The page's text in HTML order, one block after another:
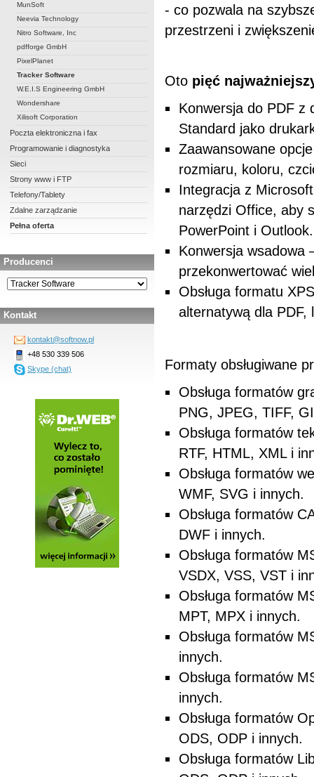
MunSoft
Neevia Technology
Nitro Software, Inc
pdfforge GmbH
PixelPlanet
Tracker Software
W.E.I.S Engineering GmbH
Wondershare
Xilisoft Corporation
Poczta elektroniczna i fax
Programowanie i diagnostyka
Sieci
Strony www i FTP
Telefony/Tablety
Zdalne zarządzanie
Pełna oferta
Producenci
Kontakt
kontakt@softnow.pl
+48 530 339 506
Skype (chat)
- co pozwala na
przestrzeni i
Oto pięć
Konwersja do PDF z
Standard jako
Zaawansowane
rozmiaru, koloru,
Integracja z
narzędzi Office, aby
PowerPoint i Outlook.
Konwersja wsadowa
przekonwertować
Obsługa formatu
alternatywą dla PDF,
Formaty obsługiwane
Obsługa formatów
PNG, JPEG, TIFF,
Obsługa formatów
RTF, HTML, XML i
Obsługa formatów
WMF, SVG i innych.
Obsługa formatów
DWF i innych.
Obsługa formatów
VSDX, VSS, VST i
Obsługa formatów
MPT, MPX i innych.
Obsługa formatów
innych.
Obsługa formatów
innych.
Obsługa formatów
ODS, ODP i innych.
Obsługa formatów